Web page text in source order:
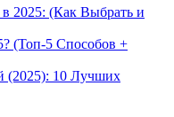
2025: (Как Выбрать и
(Топ-5 Способов +
(2025): 10 Лучших